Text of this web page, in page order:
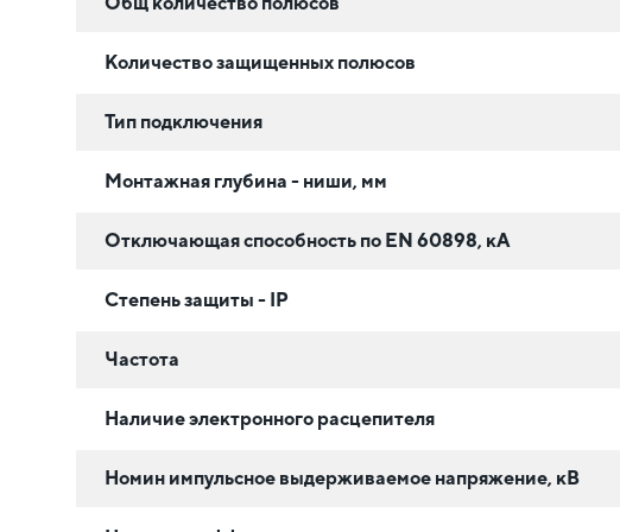
Количество защищенных полюсов
Тип подключения
Монтажная глубина - ниши, мм
Отключающая способность по EN 60898, кА
Степень защиты - IP
Частота
Наличие электронного расцепителя
Номин импульсное выдерживаемое напряжение, кВ